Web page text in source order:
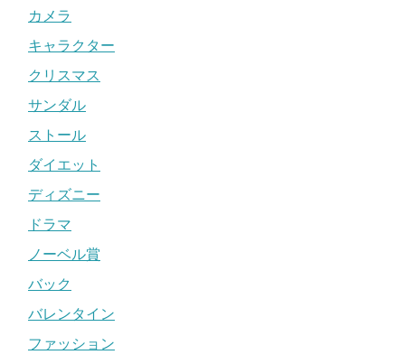
カメラ
キャラクター
クリスマス
サンダル
ストール
ダイエット
ディズニー
ドラマ
ノーベル賞
バック
バレンタイン
ファッション